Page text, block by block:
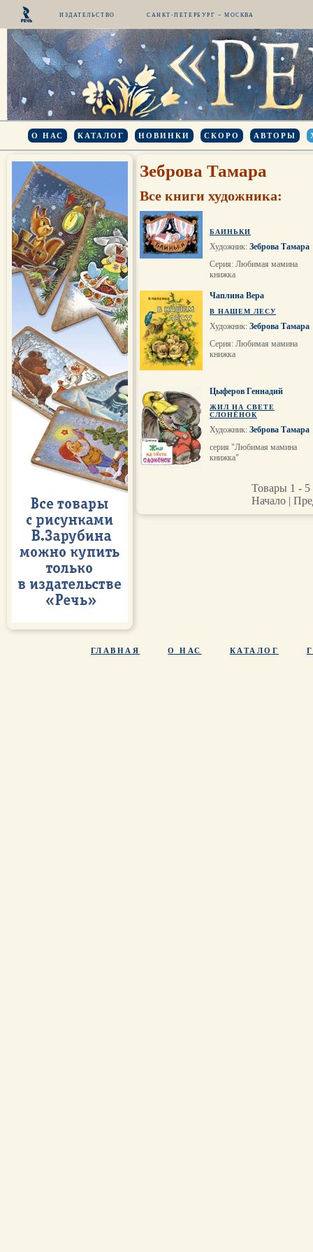
ИЗДАТЕЛЬСТВО САНКТ-ПЕТЕРБУРГ – МОСКВА
О НАС КАТАЛОГ НОВИНКИ СКОРО АВТОРЫ
Зеброва Тамара
Все книги художника:
БАИНЬКИ
Художник: Зеброва Тамара
Серия: Любимая мамина
книжка
Чаплина Вера
В НАШЕМ ЛЕСУ
Художник: Зеброва Тамара
Серия: Любимая мамина
книжка
Цыферов Геннадий
ЖИЛ НА СВЕТЕ
СЛОНЁНОК
Художник: Зеброва Тамара
серия "Любимая мамина
книжка"
Товары 1 - 5
Начало |
ГЛАВНАЯ О НАС КАТАЛОГ